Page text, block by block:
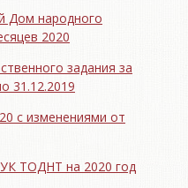
Дом народного
2020
задания за
31.12.2019
с изменениями от
ТОДНТ на 2020 год